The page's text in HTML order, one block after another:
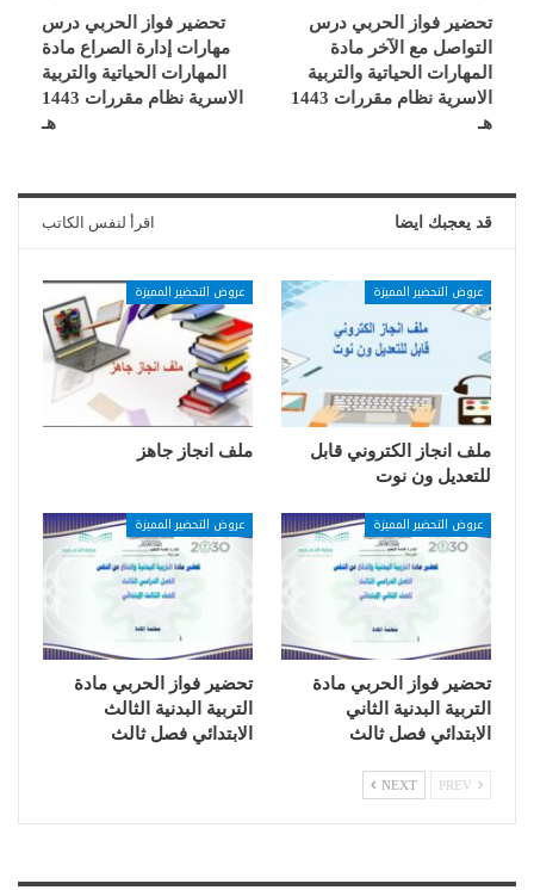
تحضير فواز الحربي درس
التواصل مع الآخر مادة
المهارات الحياتية والتربية
الاسرية نظام مقررات 1443
هـ
تحضير فواز الحربي درس
مهارات إدارة الصراع مادة
المهارات الحياتية والتربية
الاسرية نظام مقررات 1443
هـ
قد يعجبك ايضا اقرأ لنفس الكاتب
عروض التحضير المميزة
ملف انجاز الكتروني قابل
للتعديل ون نوت
عروض التحضير المميزة
ملف انجاز جاهز
عروض التحضير المميزة
تحضير فواز الحربي مادة
التربية البدنية الثاني
الابتدائي فصل ثالث
عروض التحضير المميزة
تحضير فواز الحربي مادة
التربية البدنية الثالث
الابتدائي فصل ثالث
NEXT